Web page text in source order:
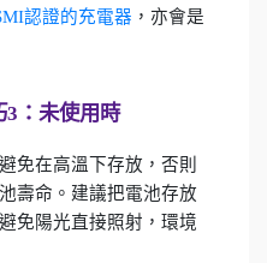
認證的充電器 ，亦會是
3：未使用時
免在高溫下存放，否則
壽命。建議把電池存放
免陽光直接照射，環境